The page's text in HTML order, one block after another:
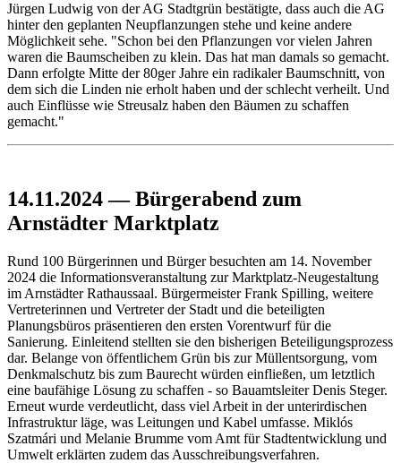
Jürgen Ludwig von der AG Stadtgrün bestätigte, dass auch die AG
hinter den geplanten Neupflanzungen stehe und keine andere
Möglichkeit sehe. "Schon bei den Pflanzungen vor vielen Jahren
waren die Baumscheiben zu klein. Das hat man damals so gemacht.
Dann erfolgte Mitte der 80ger Jahre ein radikaler Baumschnitt, von
dem sich die Linden nie erholt haben und der schlecht verheilt. Und
auch Einflüsse wie Streusalz haben den Bäumen zu schaffen
gemacht."
14.11.2024 — Bürgerabend zum
Arnstädter Marktplatz
Rund 100 Bürgerinnen und Bürger besuchten am 14. November
2024 die Informationsveranstaltung zur Marktplatz-Neugestaltung
im Arnstädter Rathaussaal. Bürgermeister Frank Spilling, weitere
Vertreterinnen und Vertreter der Stadt und die beteiligten
Planungsbüros präsentieren den ersten Vorentwurf für die
Sanierung. Einleitend stellten sie den bisherigen Beteiligungsprozess
dar. Belange von öffentlichem Grün bis zur Müllentsorgung, vom
Denkmalschutz bis zum Baurecht würden einfließen, um letztlich
eine baufähige Lösung zu schaffen - so Bauamtsleiter Denis Steger.
Erneut wurde verdeutlicht, dass viel Arbeit in der unterirdischen
Infrastruktur läge, was Leitungen und Kabel umfasse. Miklós
Szatmári und Melanie Brumme vom Amt für Stadtentwicklung und
Umwelt erklärten zudem das Ausschreibungsverfahren.